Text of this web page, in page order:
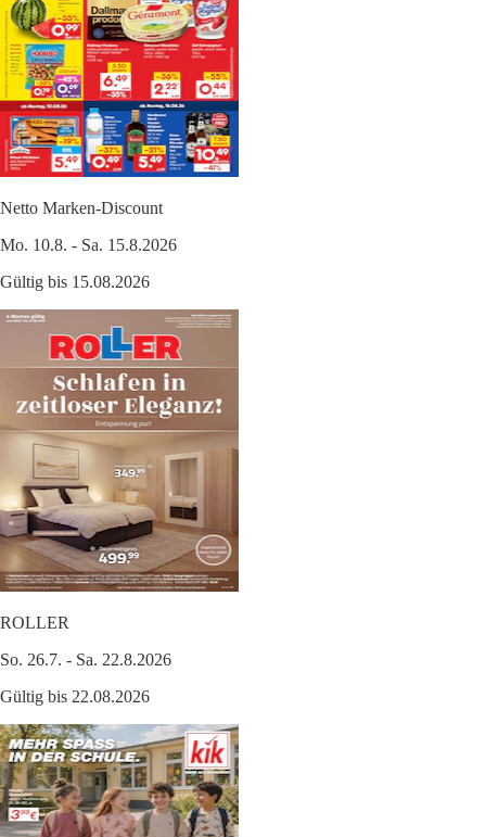
Netto Marken-Discount
Mo. 10.8. - Sa. 15.8.2026
Gültig bis 15.08.2026
ROLLER
So. 26.7. - Sa. 22.8.2026
Gültig bis 22.08.2026